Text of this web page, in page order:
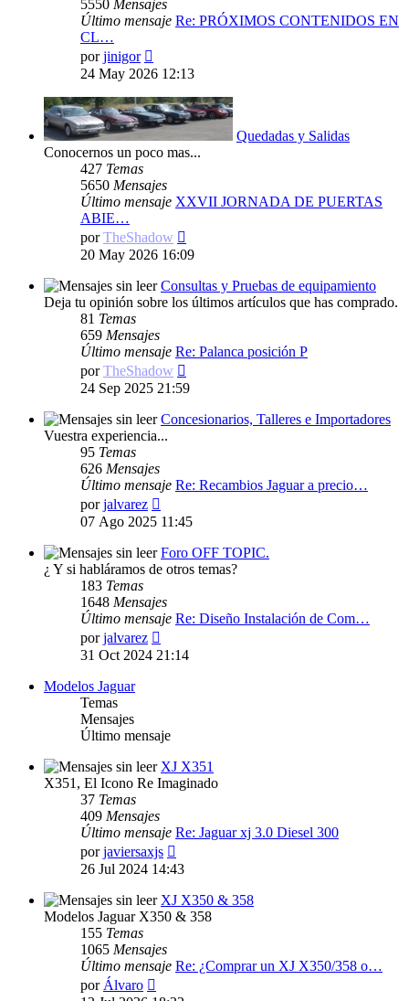
5550 Mensajes
Último mensaje Re: PRÓXIMOS CONTENIDOS EN
CL…
porjinigor
último
24 May 2026 12:13
Quedadas y Salidas
Conocernos un poco mas...
427 Temas
5650 Mensajes
Último mensaje XXVII JORNADA DE PUERTAS
ABIE…
porTheShadow
último
20 May 2026 16:09
Consultas y Pruebas de equipamiento
Deja tu opinión sobre los últimos artículos que has comprado.
81 Temas
659 Mensajes
Último mensaje Re: Palanca posición P
porTheShadow
último
24 Sep 2025 21:59
Concesionarios, Talleres e Importadores
Vuestra experiencia...
95 Temas
626 Mensajes
Último mensaje Re: Recambios Jaguar a precio…
porjalvarez
último
07 Ago 2025 11:45
Foro OFF TOPIC.
¿ Y si habláramos de otros temas?
183 Temas
1648 Mensajes
Último mensaje Re: Diseño Instalación de Com…
porjalvarez
último
31 Oct 2024 21:14
Modelos Jaguar
Temas
Mensajes
Último mensaje
XJ X351
X351, El Icono Re Imaginado
37 Temas
409 Mensajes
Último mensaje Re: Jaguar xj 3.0 Diesel 300
porjaviersaxjs
último
26 Jul 2024 14:43
XJ X350 & 358
Modelos Jaguar X350 & 358
155 Temas
1065 Mensajes
Último mensaje Re: ¿Comprar un XJ X350/358 o…
porÁlvaro